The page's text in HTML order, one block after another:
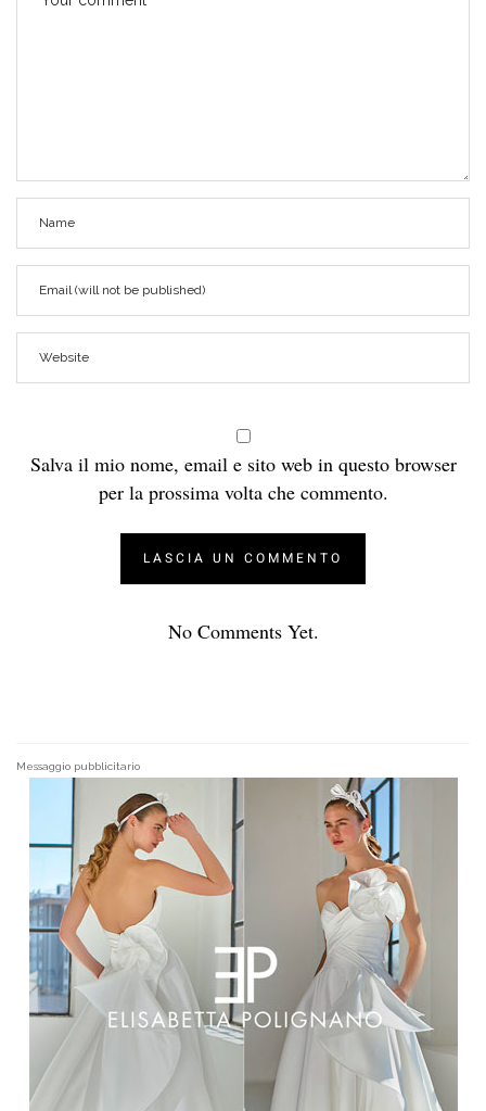
Salva il mio nome, email e sito web in questo browser
per la prossima volta che commento.
No Comments Yet.
Messaggio pubblicitario